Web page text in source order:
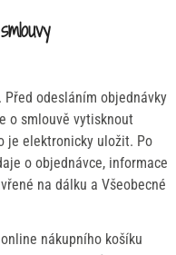
odesláním objednávky
o smlouvě vytisknout
je elektronicky uložit. Po
o objednávce, informace
na dálku a Všeobecné
nákupního košíku